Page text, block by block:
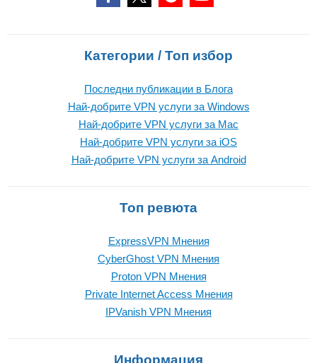
Категории / Топ избор
Последни публикации в Блога
Най-добрите VPN услуги за Windows
Най-добрите VPN услуги за Mac
Най-добрите VPN услуги за iOS
Най-добрите VPN услуги за Android
Топ ревюта
ExpressVPN Mнения
CyberGhost VPN Mнения
Proton VPN Mнения
Private Internet Access Mнения
IPVanish VPN Mнения
Информация